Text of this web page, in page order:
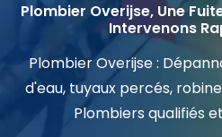
Plombier Overijse, Une
Intervenons
Plombier Overijse :
d'eau, tuyaux percés,
Plombiers qualifiés